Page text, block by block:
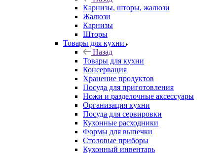
Карнизы, шторы, жалюзи
Жалюзи
Карнизы
Шторы
Товары для кухни
Назад
Товары для кухни
Консервация
Хранение продуктов
Посуда для приготовления
Ножи и разделочные аксессуары
Организация кухни
Посуда для сервировки
Кухонные расходники
Формы для выпечки
Столовые приборы
Кухонный инвентарь